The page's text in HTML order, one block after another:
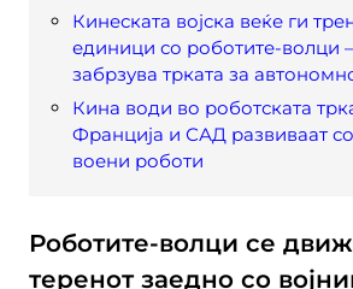
Кинеската војска веќе ги
единици со роботите-волци –
забрзува трката за
Кина води во роботската
Франција и САД развиваат
воени роботи
Роботите-волци се
теренот заедно со